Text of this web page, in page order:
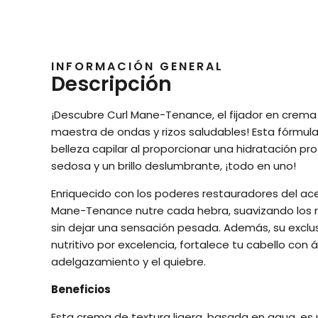
INFORMACIÓN GENERAL
Descripción
¡Descubre Curl Mane-Tenance, el fijador en
maestra de ondas y rizos saludables! Esta
belleza capilar al proporcionar una hidratación
sedosa y un brillo deslumbrante, ¡todo en uno!
Enriquecido con los poderes restauradores del
Mane-Tenance nutre cada hebra, suavizando
sin dejar una sensación pesada. Además, su
nutritivo por excelencia, fortalece tu cabello con
adelgazamiento y el quiebre.
Beneficios